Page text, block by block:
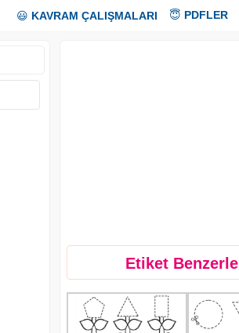
😃 KAVRAM ÇALIŞMALARI 😇 PDFLER
Etiket